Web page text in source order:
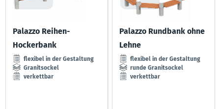
Palazzo Reihen-
Hockerbank
flexibel in der Gestaltung
Granitsockel
verkettbar
Palazzo Rundbank ohne
Lehne
flexibel in der Gestaltung
runde Granitsockel
verkettbar